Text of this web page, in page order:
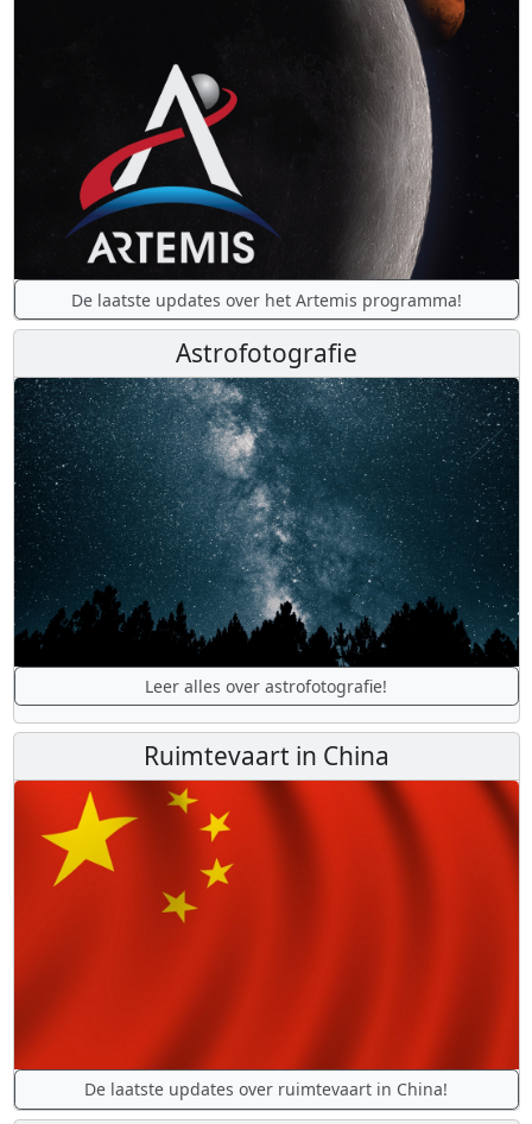
De laatste updates over het Artemis programma!
Astrofotografie
Leer alles over astrofotografie!
Ruimtevaart in China
De laatste updates over ruimtevaart in China!